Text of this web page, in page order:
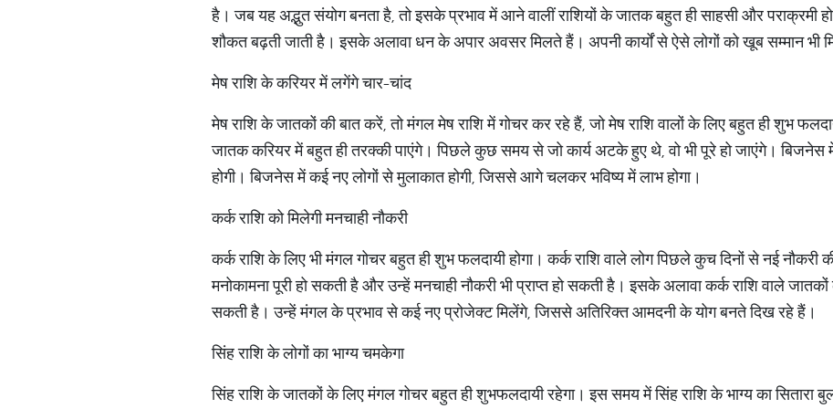
है। जब यह अद्भुत संयोग बनता है, तो इसके प्रभाव में आने वालीं राशियों के जातक बहुत ही साहसी और पराक्रमी
शौकत बढ़ती जाती है। इसके अलावा धन के अपार अवसर मिलते हैं। अपनी कार्यों से ऐसे लोगों को खूब सम्मान भी
​मेष राशि के करियर में लगेंगे चार-चांद​
मेष राशि के जातकों की बात करें, तो मंगल मेष राशि में गोचर कर रहे हैं, जो मेष राशि वालों के लिए बहुत ही शुभ
जातक करियर में बहुत ही तरक्की पाएंगे। पिछले कुछ समय से जो कार्य अटके हुए थे, वो भी पूरे हो जाएंगे।
होगी। बिजनेस में कई नए लोगों से मुलाकात होगी, जिससे आगे चलकर भविष्य में लाभ होगा।
​कर्क राशि को मिलेगी मनचाही नौकरी​
कर्क राशि के लिए भी मंगल गोचर बहुत ही शुभ फलदायी होगा। कर्क राशि वाले लोग पिछले कुच दिनों से नई
मनोकामना पूरी हो सकती है और उन्हें मनचाही नौकरी भी प्राप्त हो सकती है। इसके अलावा कर्क राशि वाले
सकती है। उन्हें मंगल के प्रभाव से कई नए प्रोजेक्ट मिलेंगे, जिससे अतिरिक्त आमदनी के योग बनते दिख रहे हैं।
​सिंह राशि के लोगों का भाग्य चमकेगा​
सिंह राशि के जातकों के लिए मंगल गोचर बहुत ही शुभफलदायी रहेगा। इस समय में सिंह राशि के भाग्य का सितारा